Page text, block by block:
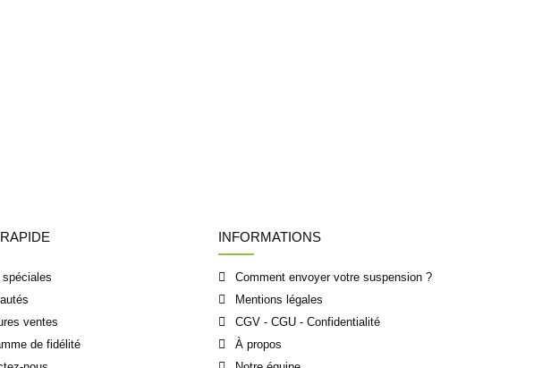
ventes
de fidélité
INFORMATIONS
Comment envoyer votre suspension ?
Mentions légales
CGV - CGU - Confidentialité
À propos